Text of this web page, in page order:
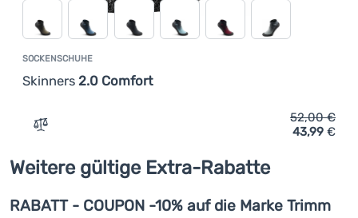
SOCKENSCHUHE
Skinners 2.0 Comfort
Zum Vergleich 'Sockenschuhe Skinners 2.0 Comfort'
52,00€
43,99 €
Weitere gültige Extra-Rabatte
RABATT - COUPON -10% auf die Marke Trimm